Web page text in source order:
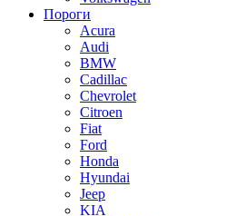
Пороги
Acura
Audi
BMW
Cadillac
Chevrolet
Citroen
Fiat
Ford
Honda
Hyundai
Jeep
KIA